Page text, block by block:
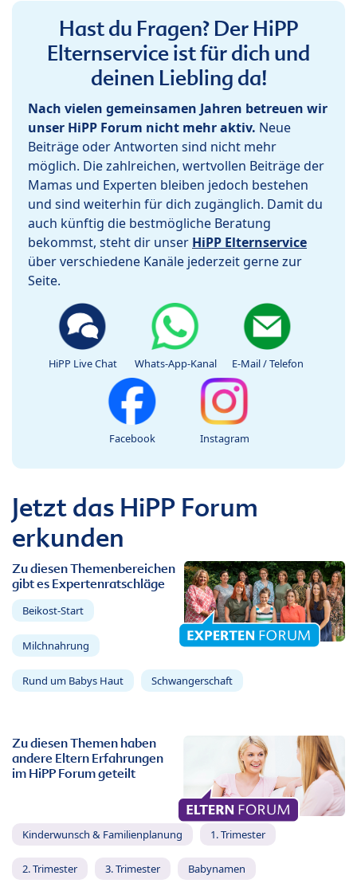
Hast du Fragen? Der HiPP
Elternservice ist für dich und
deinen Liebling da!
Nach vielen gemeinsamen Jahren betreuen wir
unser HiPP Forum nicht mehr aktiv. Neue
Beiträge oder Antworten sind nicht mehr
möglich. Die zahlreichen, wertvollen Beiträge der
Mamas und Experten bleiben jedoch bestehen
und sind weiterhin für dich zugänglich. Damit du
auch künftig die bestmögliche Beratung
bekommst, steht dir unser HiPP Elternservice
über verschiedene Kanäle jederzeit gerne zur
Seite.
HiPP Live Chat Whats-App-Kanal E-Mail / Telefon
Facebook Instagram
Jetzt das HiPP Forum
erkunden
Zu diesen Themenbereichen
gibt es Expertenratschläge
Beikost-Start
Milchnahrung
Rund um Babys Haut Schwangerschaft
Zu diesen Themen haben
andere Eltern Erfahrungen
im HiPP Forum geteilt
Kinderwunsch & Familienplanung 1. Trimester
2. Trimester 3. Trimester Babynamen